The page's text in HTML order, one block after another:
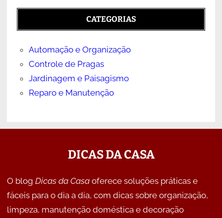
CATEGORIAS
Automação e Organização
Controle de Pragas
Jardinagem e Paisagismo
Reparo e Manutenção
DICAS DA CASA
O blog Dicas da Casaoferece soluções práticas e
fáceis para o dia a dia, com dicas sobre organização,
limpeza, manutenção doméstica e decoração